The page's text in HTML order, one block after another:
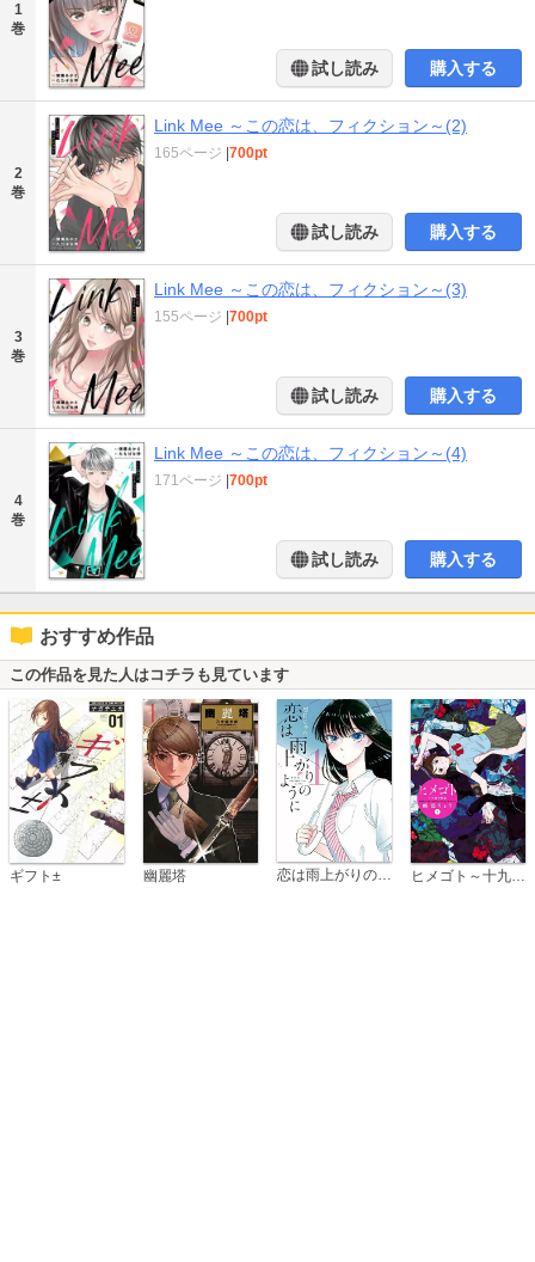
1
巻
試し読み 購入する
2
巻
Link Mee ～この恋は、フィクション～(2)
165ページ 700pt
試し読み 購入する
3
巻
Link Mee ～この恋は、フィクション～(3)
155ページ 700pt
試し読み 購入する
4
巻
Link Mee ～この恋は、フィクション～(4)
171ページ 700pt
試し読み 購入する
おすすめ作品
この作品を見た人はコチラも見ています
ギフト± 幽麗塔 恋は雨上がりのように